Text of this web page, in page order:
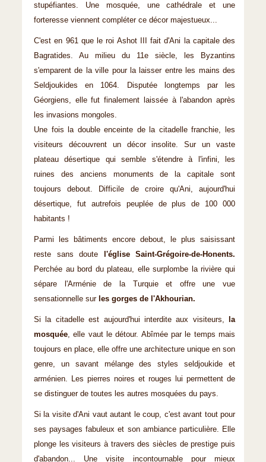
stupéfiantes. Une mosquée, une cathédrale et une
forteresse viennent compléter ce décor majestueux...
C'est en 961 que le roi Ashot III fait d'Ani la capitale des
Bagratides. Au milieu du 11e siècle, les Byzantins
s'emparent de la ville pour la laisser entre les mains des
Seldjoukides en 1064. Disputée longtemps par les
Géorgiens, elle fut finalement laissée à l'abandon après
les invasions mongoles.
Une fois la double enceinte de la citadelle franchie, les
visiteurs découvrent un décor insolite. Sur un vaste
plateau désertique qui semble s'étendre à l'infini, les
ruines des anciens monuments de la capitale sont
toujours debout. Difficile de croire qu'Ani, aujourd'hui
désertique, fut autrefois peuplée de plus de 100 000
habitants !
Parmi les bâtiments encore debout, le plus saisissant
reste sans doute
l'église Saint-Grégoire-de-Honents.
Perchée au bord du plateau, elle surplombe la rivière qui
sépare l'Arménie de la Turquie et offre une vue
sensationnelle sur les gorges de l'Akhourian.
Si la citadelle est aujourd'hui interdite aux visiteurs,
la
mosquée , elle vaut le détour. Abîmée par le temps mais
toujours en place, elle offre une architecture unique en son
genre, un savant mélange des styles seldjoukide et
arménien. Les pierres noires et rouges lui permettent de
se distinguer de toutes les autres mosquées du pays.
Si la visite d'Ani vaut autant le coup, c'est avant tout pour
ses paysages fabuleux et son ambiance particulière. Elle
plonge les visiteurs à travers des siècles de prestige puis
d'abandon... Une visite incontournable pour mieux